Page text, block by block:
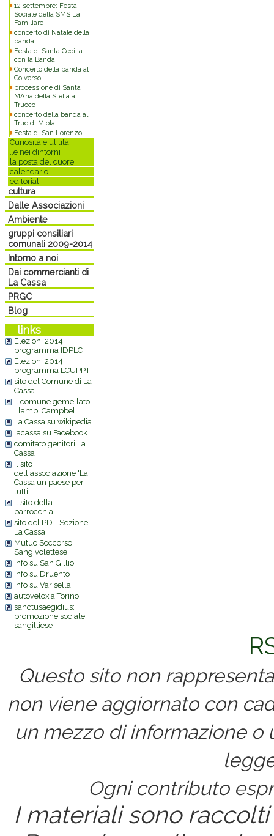
12 settembre: Festa
Sociale della SMS La
Familiare
concerto di Natale della
banda
Festa di Santa Cecilia
con la Banda
Concerto della banda al
Colverso
processione di Santa
MAria della Stella al
Trucco
concerto della banda al
Truc di Miola
Festa di San Lorenzo
Curiosità e utilità
..e nei dintorni
la posta del cuore
calendario
editoriali
cultura
Dalle Associazioni
Ambiente
gruppi consiliari
comunali 2009-2014
Intorno a noi
Dai commercianti di
La Cassa
PRGC
Blog
links
Elezioni 2014:
programma IDPLC
Elezioni 2014:
programma LCUPPT
sito del Comune di La
Cassa
il comune gemellato:
Llambi Campbel
La Cassa su wikipedia
lacassa su Facebook
comitato genitori La
Cassa
il sito
dell'associazione 'La
Cassa un paese per
tutti'
il sito della
parrocchia
sito del PD - Sezione
La Cassa
Mutuo Soccorso
Sangivolettese
Info su San Gillio
Info su Druento
Info su Varisella
autovelox a Torino
sanctusaegidius:
promozione sociale
sangilliese
Questo sito non
non viene aggiornato con
un mezzo di informazione
Ogni contributo
I materiali sono